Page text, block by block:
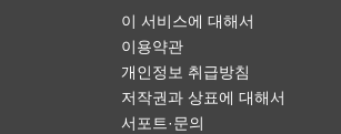
이 서비스에 대해서
이용약관
개인정보 취급방침
저작권과 상표에 대해서
서포트·문의